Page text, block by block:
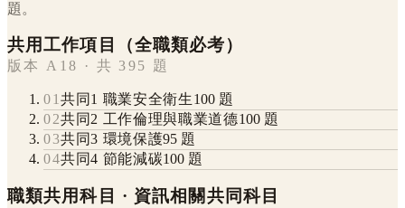
題。
共用工作項目（全職類必考）
版本 A18 · 共 395 題
01共同1 職業安全衛生100題
02共同2 工作倫理與職業道德100題
03共同3 環境保護95 題
04共同4 節能減碳100 題
職類共用科目 · 資訊相關共同科目